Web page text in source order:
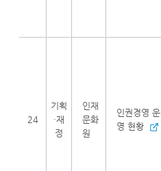
24
기획
·재
정
인재
문화
원
인권경영 운
영 현황